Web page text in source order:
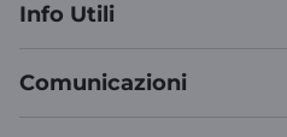
Info Utili
Comunicazioni